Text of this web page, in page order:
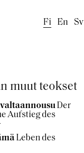
Fi En Sv
muut teokset
Der
Aufstieg des
Leben des